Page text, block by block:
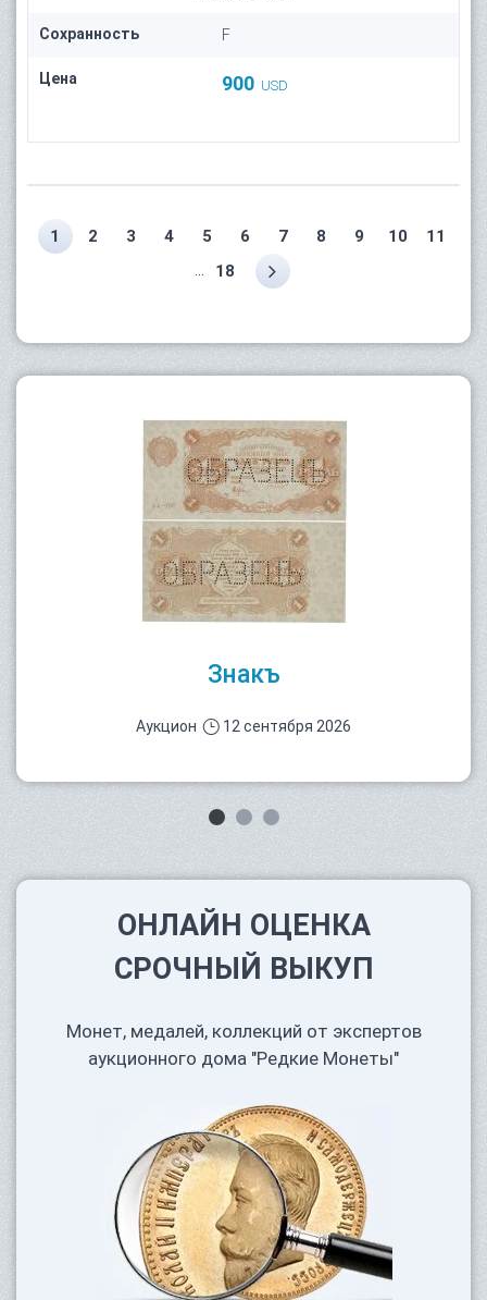
Сохранность F
Цена 900 USD
1 2 3 4 5 6 7 8 9 10 11
18
Знакъ
Аукцион 12 сентября 2026
ОНЛАЙН ОЦЕНКА
СРОЧНЫЙ ВЫКУП
Монет, медалей, коллекций от экспертов
аукционного дома "Редкие Монеты"